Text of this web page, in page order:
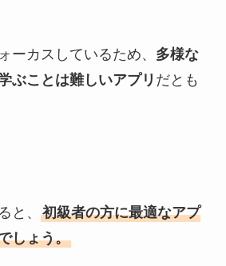
ーカスしているため、 多様な
ぶことは難しいアプリ だとも
と、 初級者の方に最適なアプ
しょう。